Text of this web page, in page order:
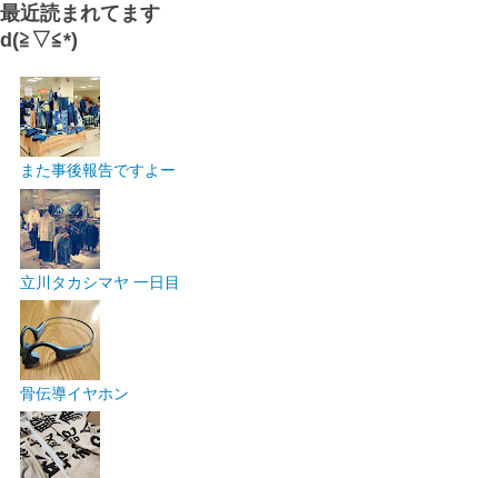
最近読まれてます
d(≧▽≦*)
また事後報告ですよー
立川タカシマヤ 一日目
骨伝導イヤホン